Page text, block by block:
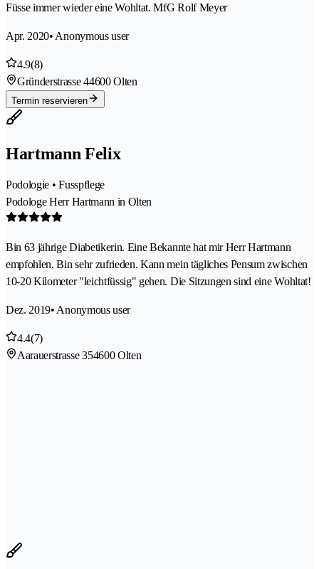
Füsse immer wieder eine Wohltat. MfG Rolf Meyer
Apr. 2020• Anonymous user
4.9(8)
Gründerstrasse 44600 Olten
Termin reservieren
Hartmann Felix
Podologie • Fusspflege
Podologe Herr Hartmann in Olten
Bin 63 jährige Diabetikerin. Eine Bekannte hat mir Herr Hartmann
empfohlen. Bin sehr zufrieden. Kann mein tägliches Pensum zwischen
10-20 Kilometer "leichtfüssig" gehen. Die Sitzungen sind eine Wohltat!
Dez. 2019• Anonymous user
4.4(7)
Aarauerstrasse 354600 Olten